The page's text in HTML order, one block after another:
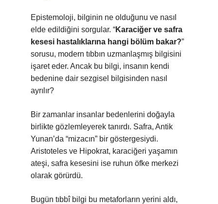
Epistemoloji, bilginin ne olduğunu ve nasıl
elde edildiğini sorgular. “Karaciğer ve safra
kesesi hastalıklarına hangi bölüm bakar?”
sorusu, modern tıbbın uzmanlaşmış bilgisini
işaret eder. Ancak bu bilgi, insanın kendi
bedenine dair sezgisel bilgisinden nasıl
ayrılır?
Bir zamanlar insanlar bedenlerini doğayla
birlikte gözlemleyerek tanırdı. Safra, Antik
Yunan’da “mizacın” bir göstergesiydi.
Aristoteles ve Hipokrat, karaciğeri yaşamın
ateşi, safra kesesini ise ruhun öfke merkezi
olarak görürdü.
Bugün tıbbî bilgi bu metaforların yerini aldı,